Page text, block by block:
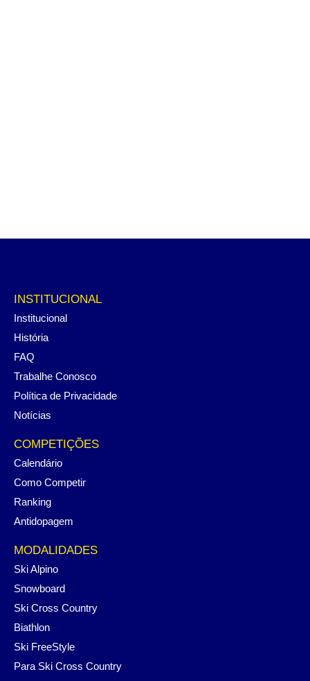
INSTITUCIONAL
Institucional
História
FAQ
Trabalhe Conosco
Política de Privacidade
Notícias
COMPETIÇÕES
Calendário
Como Competir
Ranking
Antidopagem
MODALIDADES
Ski Alpino
Snowboard
Ski Cross Country
Biathlon
Ski FreeStyle
Para Ski Cross Country